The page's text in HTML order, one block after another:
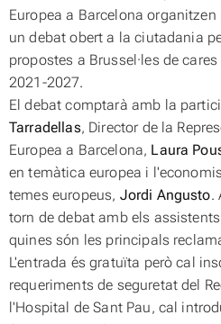
Europea a Barcelona
un debat obert a la ciutadania
propostes a Brussel·les de
2021-2027.
El debat comptarà amb la
Tarradellas, Director de la
Europea a Barcelona, Laura
en temàtica europea i
temes europeus, Jordi Angusto.
torn de debat amb els
quines són les principals
L'entrada és gratuïta però cal
requeriments de seguretat del
l'Hospital de Sant Pau, cal